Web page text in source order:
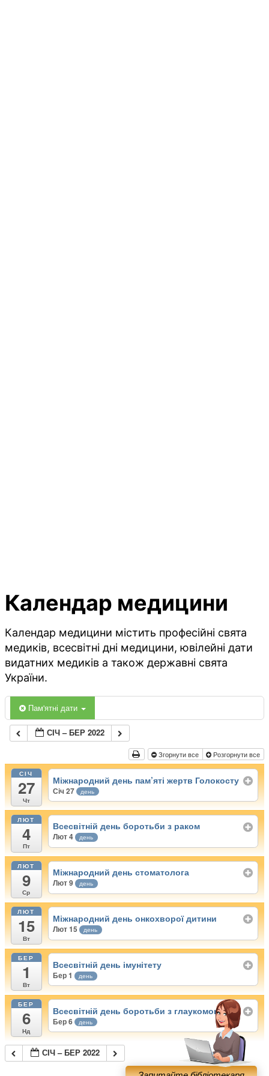
Календар медицини
Календар медицини містить професійні свята
медиків, всесвітні дні медицини, ювілейні дати
видатних медиків а також державні свята
України.
Пам'ятні дати
СІЧ – БЕР 2022
Згорнути все Розгорнути все
СІЧ
27
Чт
Міжнародний день пам’яті жертв Голокосту
Січ 27 день
ЛЮТ
4
Пт
Всесвітній день боротьби з раком
Лют 4 день
ЛЮТ
9
Ср
Міжнародний день стоматолога
Лют 9 день
ЛЮТ
15
Вт
Міжнародний день онкохворої дитини
Лют 15 день
БЕР
1
Вт
Всесвітній день імунітету
Бер 1 день
БЕР
6
Нд
Всесвітній день боротьби з глаукомою
Бер 6 день
СІЧ – БЕР 2022